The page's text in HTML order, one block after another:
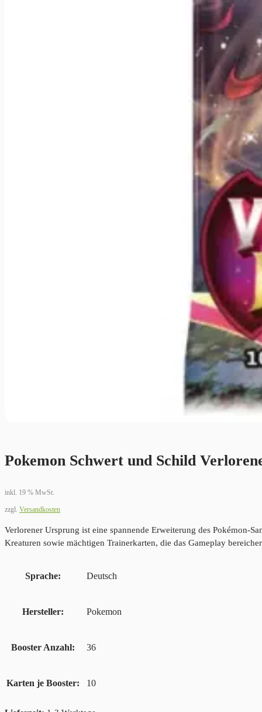
Pokemon Schwert und Schild
inkl. 19 % MwSt.
zzgl. Versandkosten
Verlorener Ursprung ist eine spannende Erweiterung des Pokémon-
Kreaturen sowie mächtigen Trainerkarten, die das Gameplay
Sprache Deutsch
Hersteller Pokemon
Booster Anzahl 36
Karten je Booster 10